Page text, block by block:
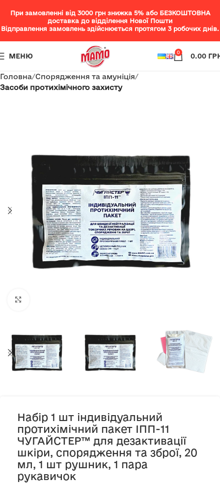
При замовленні від 3000 грн знижка 5% або БЕЗКОШТОВНА
доставка до відділення Нової Пошти
Відправлення замовлень здійснюється протягом 3 робочих днів.
МЕНЮ 0 0.00
Головна Спорядження та амуніція
Засоби протихімічного захисту
Набір 1 шт індивідуальний
протихімічний пакет ІПП-11
ЧУГАЙСТЕР™ для дезактивації
шкіри, спорядження та зброї, 20
мл, 1 шт рушник, 1 пара
рукавичок